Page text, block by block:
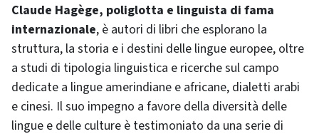
Claude Hagège, poliglotta e linguista di fama
internazionale, è autori di libri che esplorano la
struttura, la storia e i destini delle lingue europee, oltre
a studi di tipologia linguistica e ricerche sul campo
dedicate a lingue amerindiane e africane, dialetti arabi
e cinesi. Il suo impegno a favore della diversità delle
lingue e delle culture è testimoniato da una serie di